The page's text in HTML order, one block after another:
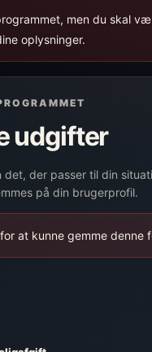
men du skal
oplysninger.
udgifter
det, der passer til din
på din brugerprofil.
at kunne gemme denne